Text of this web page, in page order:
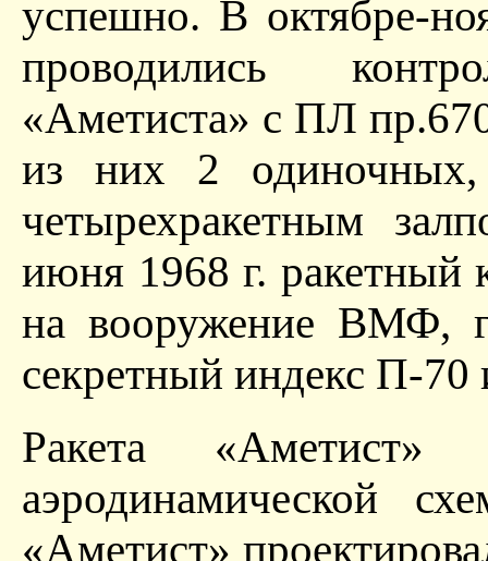
успешно. В октябре-
проводились
«Аметиста» с ПЛ
из них 2
четырехракетным
июня 1968 г. ракетный
на вооружение ВМФ,
секретный индекс П-
Ракета «Аметист»
аэродинамической
«Аметист»